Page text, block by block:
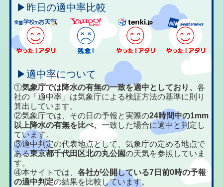
▶昨日の適中率比較
▶適中率について
①気象庁では降水の有無の一致を適中としており、各
社の「適中率」は気象庁による検証方法の基準に則り
算出しています。
②気象庁では、その日の予報と実際の24時間中の1mm
以上降水の有無を比べ、一致した場合に適中と判定し
ています。
③適中判定の代表地点として、気象庁の定める地点で
ある東京都千代田区北の丸公園の天気を参照していま
す。
④本サイトでは、各社が公開している7日前0時の予報
の適中判定の結果を比較しています。